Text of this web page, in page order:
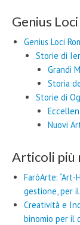
Genius
Genius Loci
Storie di
Grandi
Storia
Storie di
Nuovi
Articoli più
FaròArte:
gestione, per
Creatività e
binomio per il